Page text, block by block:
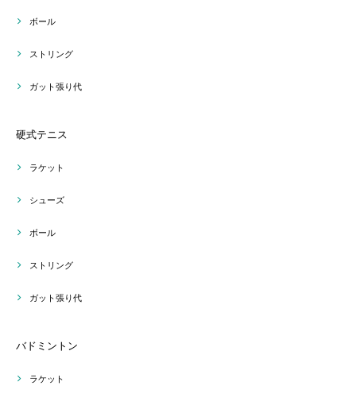
ボール
ストリング
ガット張り代
硬式テニス
ラケット
シューズ
ボール
ストリング
ガット張り代
バドミントン
ラケット